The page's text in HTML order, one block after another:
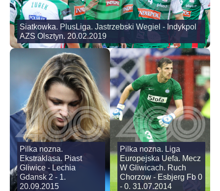
Siatkowka. PlusLiga. Jastrzebski Wegiel - Indykpol
AZS Olsztyn. 20.02.2019
Pilka nozna.
Ekstraklasa. Piast
Gliwice - Lechia
Gdansk 2 - 1.
20.09.2015
Pilka nozna. Liga
Europejska Uefa. Mecz
W Gliwicach. Ruch
Chorzow - Esbjerg Fb 0
- 0. 31.07.2014